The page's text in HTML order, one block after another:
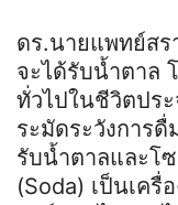
ดร.นายแพทย์สร
จะได้รับน้ำตาล
ทั่วไปในชีวิตปร
ระมัดระวังการดื่
รับน้ำตาลและโ
(Soda) เป็นเค